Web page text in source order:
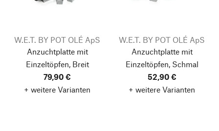
W.E.T. BY POT OLÉ ApS
Anzuchtplatte mit
Einzeltöpfen, Breit
79,90 €
+ weitere Varianten
W.E.T. BY POT OLÉ ApS
Anzuchtplatte mit
Einzeltöpfen, Schmal
52,90 €
+ weitere Varianten